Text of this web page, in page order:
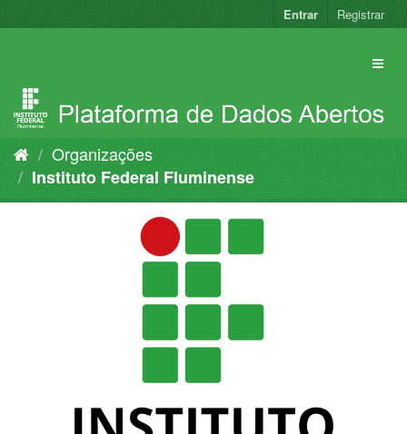
para
Entrar Registrar
Organizações
Instituto Federal Fluminense